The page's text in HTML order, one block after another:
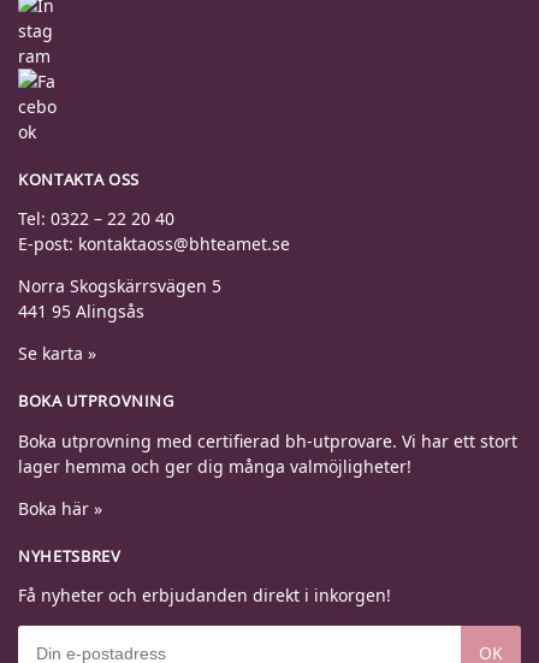
KONTAKTA OSS
Tel: 0322 – 22 20 40
E-post: kontaktaoss@bhteamet.se
Norra Skogskärrsvägen 5
441 95 Alingsås
Se karta »
BOKA UTPROVNING
Boka utprovning med certifierad bh-utprovare. Vi har ett stort
lager hemma och ger dig många valmöjligheter!
Boka här »
NYHETSBREV
Få nyheter och erbjudanden direkt i inkorgen!